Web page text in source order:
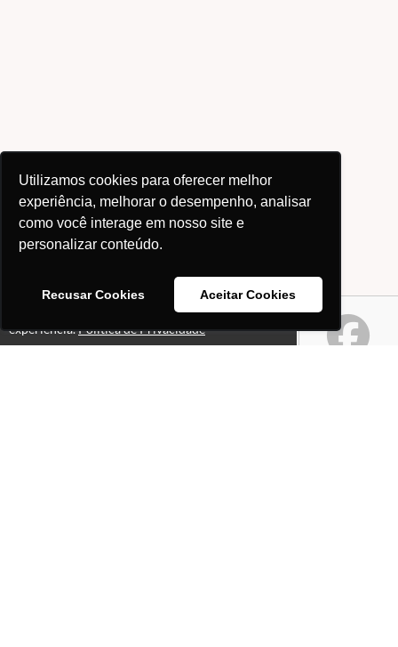
Utilizamos cookies para oferecer melhor
experiência, melhorar o desempenho, analisar
como você interage em nosso site e
personalizar conteúdo.
Recusar Cookies Aceitar Cookies
Este site usa cookies para melhorar sua
experiência.Política de Privacidade
Ok!